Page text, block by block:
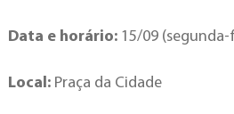
Data e horário: 15/09
Local: Praça da Cidade